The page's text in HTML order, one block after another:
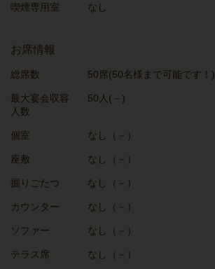
喫煙専用室 なし
お席情報
総席数 50席(50名様まで可能です！)
最大宴会収容
人数
50人(－)
個室 なし（－）
座敷 なし（－）
掘りごたつ なし（－）
カウンター なし（－）
ソファー なし（－）
テラス席 なし（－）